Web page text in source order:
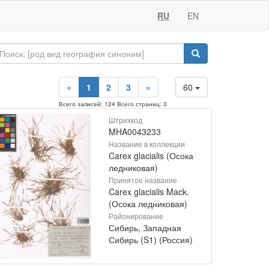
RU EN
60
« 1 2 3 »
Всего записей: 124 Всего страниц: 3
Штрихкод
MHA0043233
Название в коллекции
Carex glacialis (Осока
ледниковая)
Принятое название
Carex glacialis Mack.
(Осока ледниковая)
Районирование
Сибирь, Западная
Сибирь (S1) (Россия)